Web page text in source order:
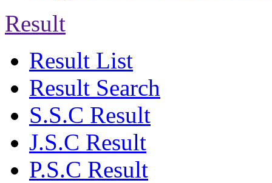
Result
Result List
Result Search
S.S.C Result
J.S.C Result
P.S.C Result